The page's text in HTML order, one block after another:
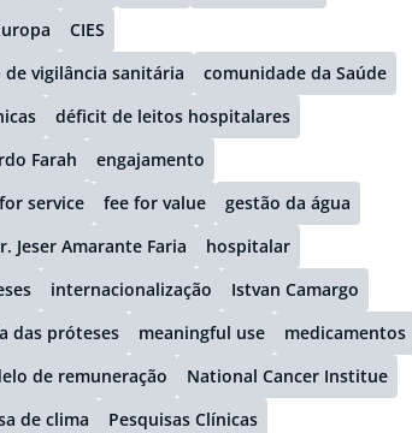
CIES
vigilância sanitária
comunidade da Saúde
déficit de leitos hospitalares
Farah
engajamento
service fee for value
gestão da água
Jeser Amarante Faria
hospitalar
internacionalização
Istvan Camargo
das próteses meaningful use
medicamentos
de remuneração
National Cancer Institue
de clima
Pesquisas Clínicas